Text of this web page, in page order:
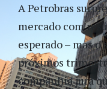
A Petrobras
mercado com
esperado – mas o
próximos
companhia jura